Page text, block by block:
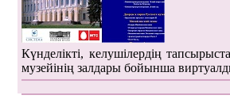
Күнделікті, келушілердің
музейінің залдары бойынша